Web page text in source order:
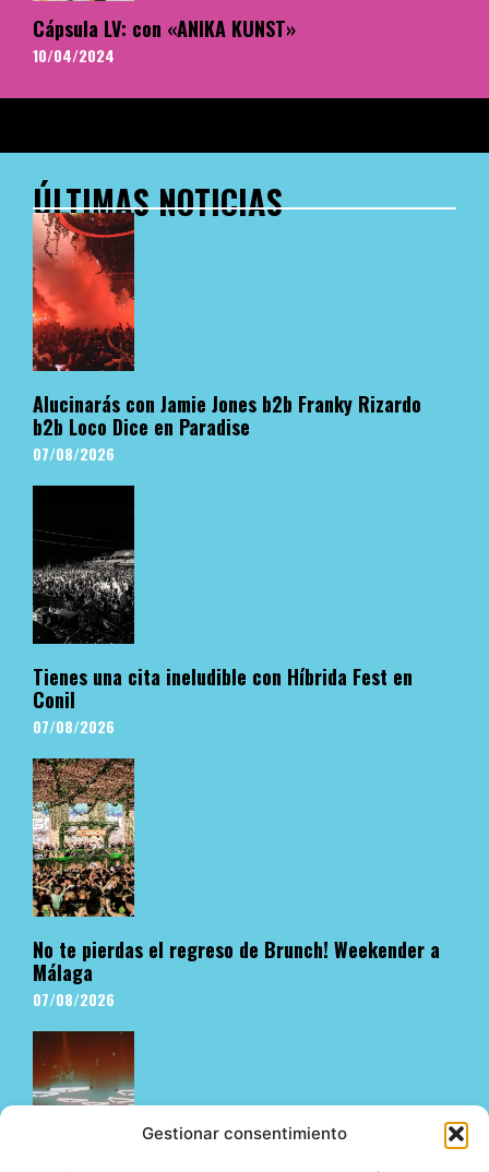
Gestionar consentimiento
Cápsula LV: con «ANIKA KUNST»
10/04/2024
ÚLTIMAS NOTICIAS
Alucinarás con Jamie Jones b2b Franky Rizardo
b2b Loco Dice en Paradise
07/08/2026
Tienes una cita ineludible con Híbrida Fest en
Conil
07/08/2026
No te pierdas el regreso de Brunch! Weekender a
Málaga
07/08/2026